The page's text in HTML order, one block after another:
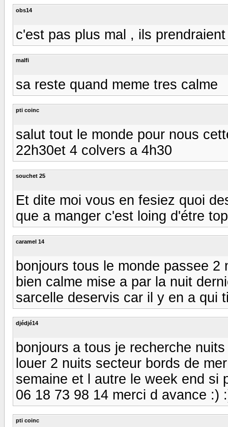
obs14
c'est pas plus mal , ils
malfi
sa reste quand meme tres calme
pti coinc
salut tout le monde pour nous
22h30et 4 colvers a 4h30
souchet 25
Et dite moi vous en fesiez quoi
que a manger c'est loing d'étre
caramel 14
bonjours tous le monde passee
bien calme mise a par la nuit
sarcelle deservis car il y en a qui
djédjé14
bonjours a tous je recherche
louer 2 nuits secteur bords de
semaine et l autre le week end si
06 18 73 98 14 merci d avance :)
pti coinc